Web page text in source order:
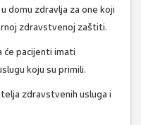
domu zdravlja za one koji
zdravstvenoj zaštiti.
će pacijenti imati
koju su primili.
zdravstvenih usluga i